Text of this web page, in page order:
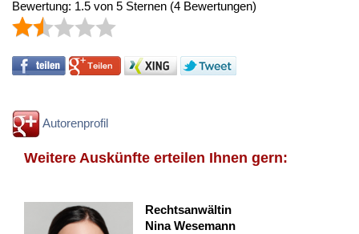
Bewertung: 1.5 von 5 Sternen (4 Bewertungen)
Autorenprofil
Weitere Auskünfte erteilen Ihnen gern:
Rechtsanwältin
Nina Wesemann